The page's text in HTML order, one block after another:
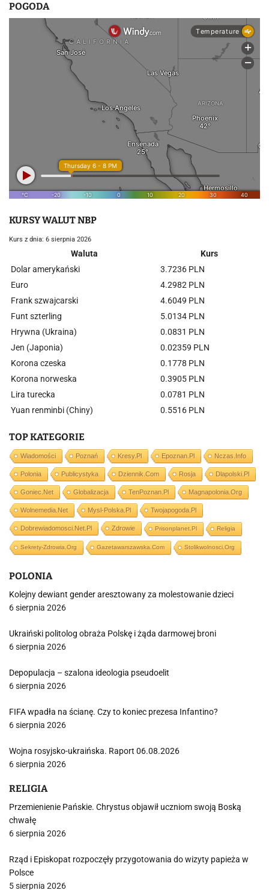
POGODA
KURSY WALUT NBP
Kurs z dnia: 6 sierpnia 2026
Waluta
Kurs
Dolar amerykański
3.7236 PLN
Euro
4.2982 PLN
Frank szwajcarski
4.6049 PLN
Funt szterling
5.0134 PLN
Hrywna (Ukraina)
0.0831 PLN
Jen (Japonia)
0.02359 PLN
Korona czeska
0.1778 PLN
Korona norweska
0.3905 PLN
Lira turecka
0.0781 PLN
Yuan renminbi (Chiny)
0.5516 PLN
TOP KATEGORIE
Wiadomości Poznań Kresy.pl Epoznan.pl Nczas.info
Polonia Publicystyka Dziennik.com Rosja Dlapolski.pl
Goniec.net Globalizacja TenPoznan.pl Magnapolonia.org
Wolnemedia.net Mysl-Polska.pl Twojapogoda.pl
Dobrewiadomosci.net.pl Zdrowie Prisonplanet.pl Religia
Sekrety-Zdrowia.org Gazetawarszawska.com Stolikwolnosci.org
POLONIA
Kolejny dewiant gender aresztowany za molestowanie dzieci
6 sierpnia 2026
Ukraiński politolog obraża Polskę i żąda darmowej broni
6 sierpnia 2026
Depopulacja – szalona ideologia pseudoelit
6 sierpnia 2026
FIFA wpadła na ścianę. Czy to koniec prezesa Infantino?
6 sierpnia 2026
Wojna rosyjsko-ukraińska. Raport 06.08.2026
6 sierpnia 2026
RELIGIA
Przemienienie Pańskie. Chrystus objawił uczniom swoją Boską
chwałę
6 sierpnia 2026
Rząd i Episkopat rozpoczęły przygotowania do wizyty papieża w
Polsce
5 sierpnia 2026